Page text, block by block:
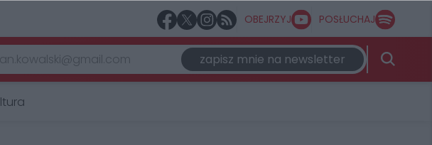
OBEJRZYJ POSŁUCHAJ
zapisz mnie na newsletter